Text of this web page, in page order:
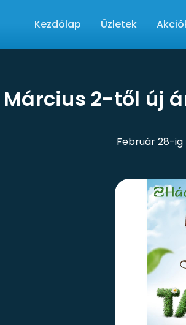
Kezdőlap Üzletek
Március 2-től új
Február 28-ig